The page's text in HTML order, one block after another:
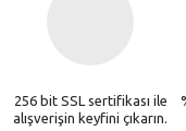
256 bit SSL sertifikası ile
alışverişin keyfini çıkarın.